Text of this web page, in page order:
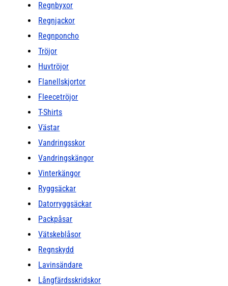
Regnbyxor
Regnjackor
Regnponcho
Tröjor
Huvtröjor
Flanellskjortor
Fleecetröjor
T-Shirts
Västar
Vandringsskor
Vandringskängor
Vinterkängor
Ryggsäckar
Datorryggsäckar
Packpåsar
Vätskeblåsor
Regnskydd
Lavinsändare
Långfärdsskridskor